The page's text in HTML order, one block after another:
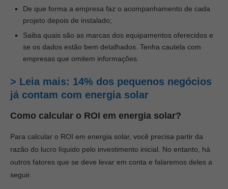
De que forma a empresa faz o acompanhamento de cada
projeto depois de instalado;
Saiba quais são as marcas dos equipamentos oferecidos e
se os dados estão bem detalhados. Tenha cautela com
empresas que omitem informações.
> Leia mais: 14% dos pequenos negócios
já contam com energia solar
Como calcular o ROI em energia solar?
Para calcular o ROI em energia solar, você precisa partir da
razão do lucro líquido pelo investimento inicial. No entanto, há
outros fatores que se deve levar em conta e falaremos deles a
seguir.